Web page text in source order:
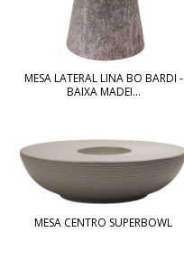
MESA LATERAL LINA BO BARDI -
BAIXA MADEI...
MESA CENTRO SUPERBOWL